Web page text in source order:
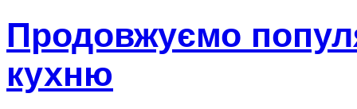
Продовжуємо
кухню